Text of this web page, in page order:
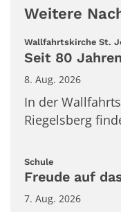
Weitere
Wallfahrtskirche St.
Seit 80
8. Aug. 2026
In der
Riegelsberg
Schule:
Freude auf
7. Aug. 2026